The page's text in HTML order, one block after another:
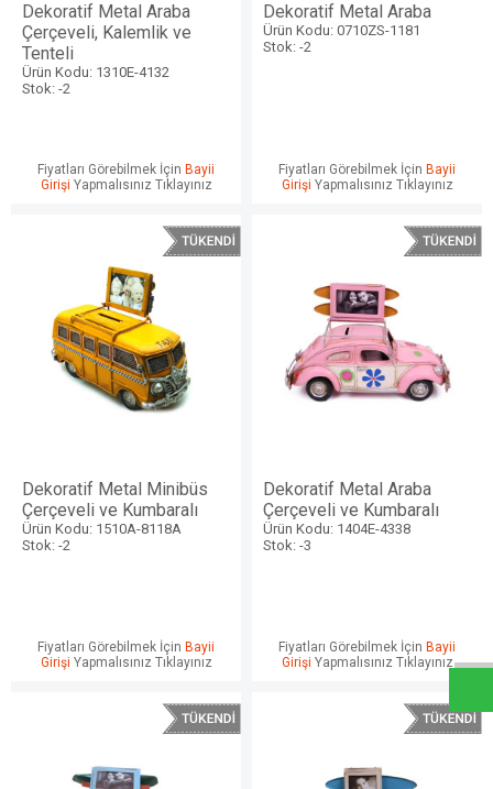
Dekoratif Metal Araba
Çerçeveli, Kalemlik ve
Tenteli
Ürün Kodu: 1310E-4132
Stok: -2
Fiyatları Görebilmek İçin Bayii
Girişi Yapmalısınız Tıklayınız
Dekoratif Metal Araba
Ürün Kodu: 0710ZS-1181
Stok: -2
Fiyatları Görebilmek İçin Bayii
Girişi Yapmalısınız Tıklayınız
Dekoratif Metal Minibüs
Çerçeveli ve Kumbaralı
Ürün Kodu: 1510A-8118A
Stok: -2
Fiyatları Görebilmek İçin Bayii
Girişi Yapmalısınız Tıklayınız
Dekoratif Metal Araba
Çerçeveli ve Kumbaralı
Ürün Kodu: 1404E-4338
Stok: -3
Fiyatları Görebilmek İçin Bayii
Girişi Yapmalısınız Tıklayınız